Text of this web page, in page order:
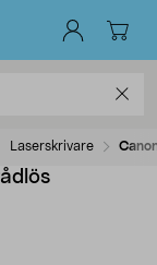
Laserskrivare